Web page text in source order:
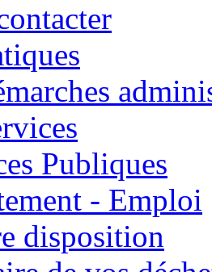
Publiques
- Emploi
disposition